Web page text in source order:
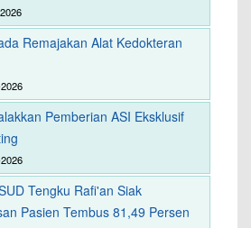
Remajakan Alat Kedokteran
Pemberian ASI Eksklusif
Tengku Rafi'an Siak
Pasien Tembus 81,49 Persen